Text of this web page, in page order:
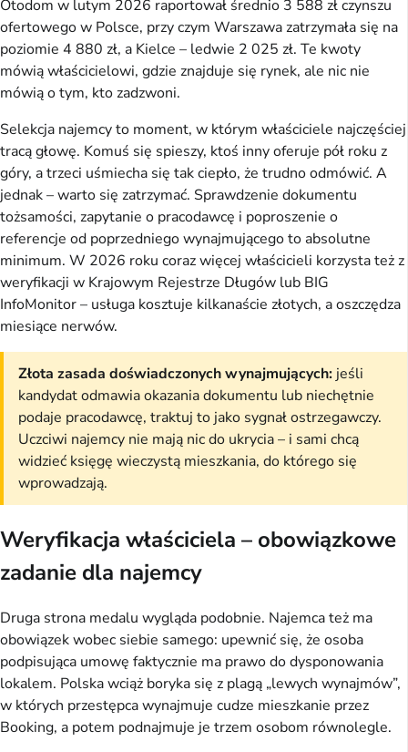
Otodom w lutym 2026 raportował średnio 3 588 zł czynszu
ofertowego w Polsce, przy czym Warszawa zatrzymała się na
poziomie 4 880 zł, a Kielce – ledwie 2 025 zł. Te kwoty
mówią właścicielowi, gdzie znajduje się rynek, ale nic nie
mówią o tym, kto zadzwoni.
Selekcja najemcy to moment, w którym właściciele najczęściej
tracą głowę. Komuś się spieszy, ktoś inny oferuje pół roku z
góry, a trzeci uśmiecha się tak ciepło, że trudno odmówić. A
jednak – warto się zatrzymać. Sprawdzenie dokumentu
tożsamości, zapytanie o pracodawcę i poproszenie o
referencje od poprzedniego wynajmującego to absolutne
minimum. W 2026 roku coraz więcej właścicieli korzysta też z
weryfikacji w Krajowym Rejestrze Długów lub BIG
InfoMonitor – usługa kosztuje kilkanaście złotych, a oszczędza
miesiące nerwów.
Złota zasada doświadczonych wynajmujących: jeśli
kandydat odmawia okazania dokumentu lub niechętnie
podaje pracodawcę, traktuj to jako sygnał ostrzegawczy.
Uczciwi najemcy nie mają nic do ukrycia – i sami chcą
widzieć księgę wieczystą mieszkania, do którego się
wprowadzają.
Weryfikacja właściciela – obowiązkowe
zadanie dla najemcy
Druga strona medalu wygląda podobnie. Najemca też ma
obowiązek wobec siebie samego: upewnić się, że osoba
podpisująca umowę faktycznie ma prawo do dysponowania
lokalem. Polska wciąż boryka się z plagą „lewych wynajmów”,
w których przestępca wynajmuje cudze mieszkanie przez
Booking, a potem podnajmuje je trzem osobom równolegle.